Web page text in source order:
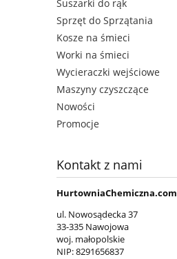
Suszarki do rąk
Sprzęt do Sprzątania
Kosze na śmieci
Worki na śmieci
Wycieraczki wejściowe
Maszyny czyszczące
Nowości
Promocje
Kontakt z nami
HurtowniaChemiczna.com
ul. Nowosądecka 37
33-335 Nawojowa
woj. małopolskie
NIP:8291656837